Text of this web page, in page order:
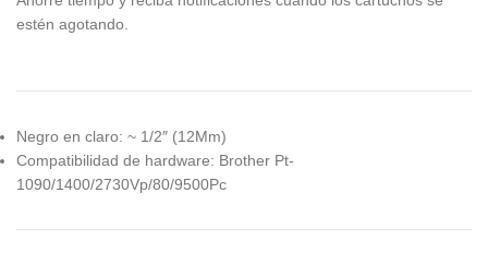
estén agotando.
Negro en claro: ~ 1/2″ (12Mm)
Compatibilidad de hardware: Brother Pt-
1090/1400/2730Vp/80/9500Pc